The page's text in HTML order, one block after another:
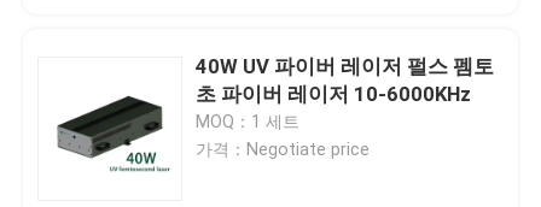
40W UV 파이버 레이저 펄스 펨토
초 파이버 레이저 10-6000KHz
MOQ：1 세트
가격：Negotiate price